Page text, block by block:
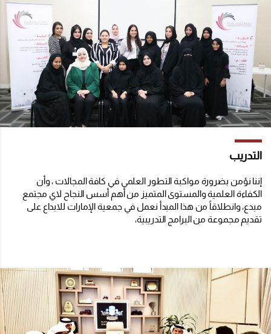
التدريب
إننا نؤمن بضرورة مواكبة التطور العلمي في كافة المجالات ، وأن
الكفاءة العلمية والمستوى المتميز من أهم أسس النجاح لاي مجتمع
مبدع، وانطلاقاً من هذا المبدأ نعمل في جمعية الإمارات للابداع على
تقديم مجموعة من البرامج التدريبية،